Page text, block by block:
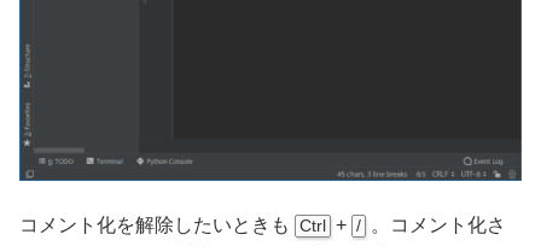
コメント化を解除したいときも Ctrl + /
。コメント化さ